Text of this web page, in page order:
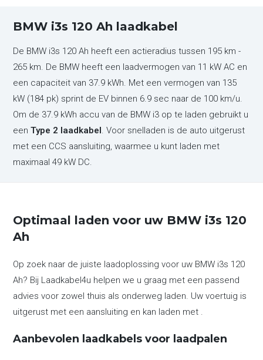
BMW i3s 120 Ah laadkabel
De BMW i3s 120 Ah heeft een actieradius tussen 195 km -
265 km. De BMW heeft een laadvermogen van 11 kW AC en
een capaciteit van 37.9 kWh. Met een vermogen van 135
kW (184 pk) sprint de EV binnen 6.9 sec naar de 100 km/u.
Om de 37.9 kWh accu van de BMW i3 op te laden gebruikt u
eenType 2 laadkabel. Voor snelladen is de auto uitgerust
met een CCS aansluiting, waarmee u kunt laden met
maximaal 49 kW DC.
Optimaal laden voor uw BMW i3s 120
Ah
Op zoek naar de juiste laadoplossing voor uw BMW i3s 120
Ah? Bij Laadkabel4u helpen we u graag met een passend
advies voor zowel thuis als onderweg laden. Uw voertuig is
uitgerust met een aansluiting en kan laden met .
Aanbevolen laadkabels voor laadpalen